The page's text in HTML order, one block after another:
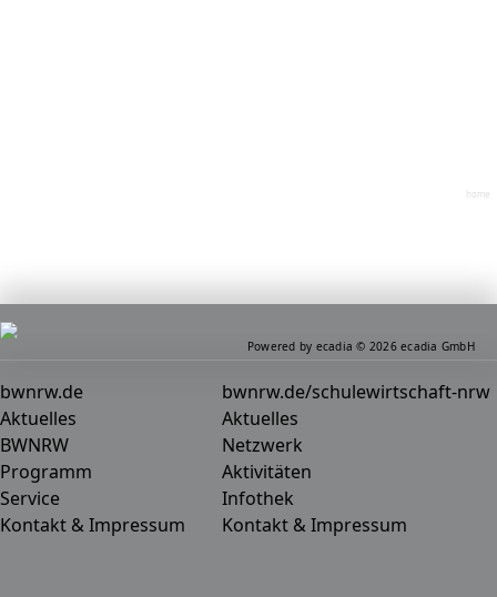
home
bwnrw.de
Aktuelles
BWNRW
Programm
Service
Kontakt & Impressum
bwnrw.de/schulewirtschaft-nrw
Aktuelles
Netzwerk
Aktivitäten
Infothek
Kontakt & Impressum
Powered by ecadia © 2026 ecadia GmbH